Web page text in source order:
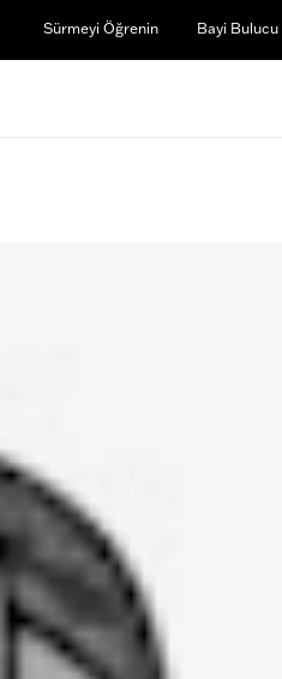
Sürmeyi Öğrenin Bayi Bulucu